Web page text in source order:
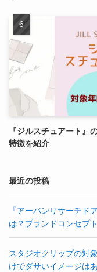
『ジルスチュアート』
特徴を紹介
最近の投稿
『アーバンリサーチド
は？ブランドコンセプ
スタジオクリップの対
けでダサいイメージは